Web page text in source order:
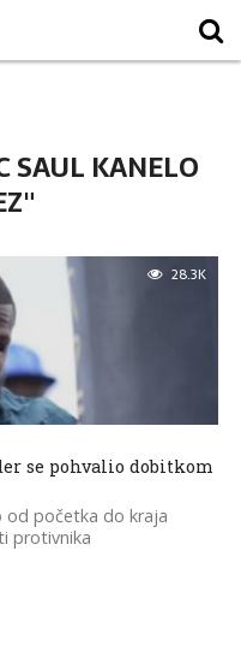
SAUL KANELO
28.3K
se pohvalio dobitkom
od početka do kraja
protivnika